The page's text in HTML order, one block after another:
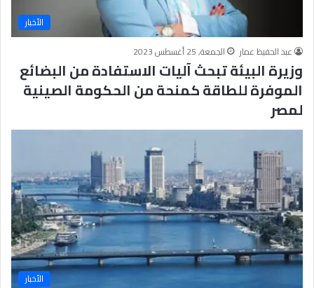
الأخبار
عبد الحفيظ عمار
الجمعة, 25 أغسطس 2023
وزيرة البيئة تبحث آليات الاستفادة من البضائع
الموفرة للطاقة كمنحة من الحكومة الصينية
لمصر
الأخبار